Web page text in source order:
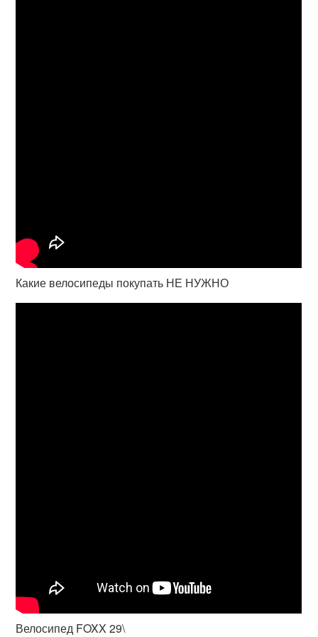
Какие велосипеды покупать НЕ НУЖНО
Велосипед FOXX 29\